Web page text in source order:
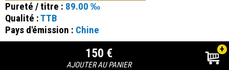
Pureté / titre : 89.00 ‰
Qualité :TTB
Pays d'émission : Chine
150 €
AJOUTER AU PANIER
+